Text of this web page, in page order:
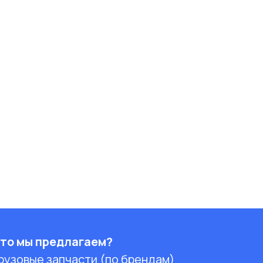
мы предлагаем?
запчасти (по брендам)